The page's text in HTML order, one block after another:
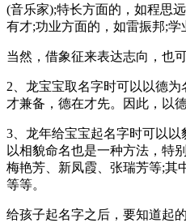
(音乐家);特长方面的，如程思
有才;功业方面的，如雷振邦;学
当然，借象征来表达志向，也
2、龙宝宝取名字时可以以德
才兼备，德在才先。因此，以
3、龙年给宝宝起名字时可以以
以相貌命名也是一种方法，特
梅艳芳、新凤霞、张瑞芳等;其
等等。
给孩子起名字之后，要知道起